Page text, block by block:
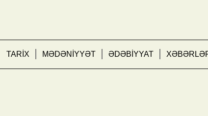
TARİX MƏDƏNİYYƏT ƏDƏBİYYAT